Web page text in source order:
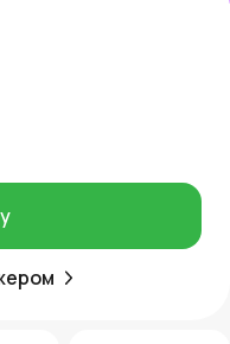
доставкой по Москве
начисляются
и стильного декора
иблоге о декоре и